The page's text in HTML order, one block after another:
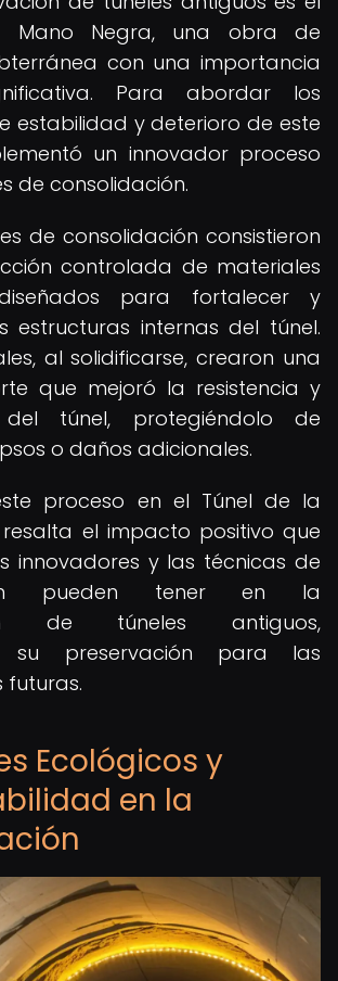
Mano Negra, una obra de
con una importancia
Para abordar los
estabilidad y deterioro de este
un innovador proceso
de consolidación.
de consolidación consistieron
controlada de materiales
para fortalecer y
estructuras internas del túnel.
al solidificarse, crearon una
que mejoró la resistencia y
túnel, protegiéndolo de
o daños adicionales.
proceso en el Túnel de la
el impacto positivo que
innovadores y las técnicas de
pueden tener en la
de túneles antiguos,
su preservación para las
futuras.
Ecológicos y
en la